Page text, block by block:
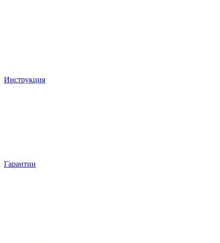
Инструкция
Гарантии